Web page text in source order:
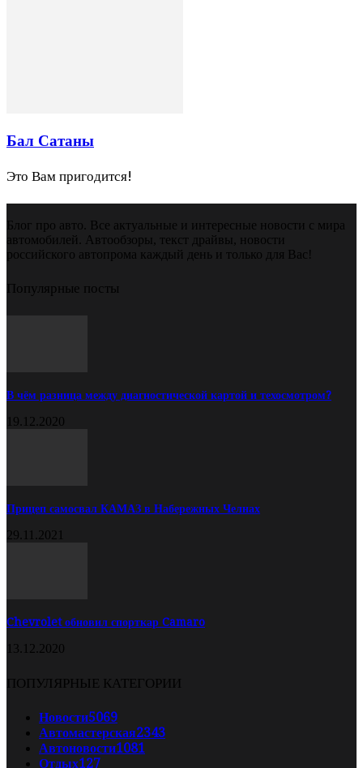
Бал Сатаны
Это Вам пригодится!
Блог про авто. Все актуальные и интересные новости с мира
автомобилей. Автообзоры, текст драйвы, новости
российского автопрома каждый день и только для Вас!
Популярные посты
В чём разница между диагностической картой и техосмотром?
19.12.2020
Прицеп самосвал КАМАЗ в Набережных Челнах
29.11.2021
Chevrolet обновил спорткар Camaro
13.12.2020
ПОПУЛЯРНЫЕ КАТЕГОРИИ
Новости5069
Автомастерская2343
Автоновости1081
Отдых127